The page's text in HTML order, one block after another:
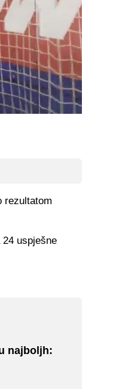
rezultatom
uspješne
najboljh: